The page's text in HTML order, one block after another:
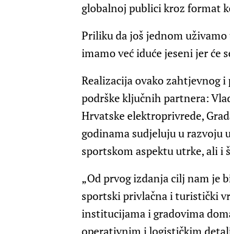
globalnoj publici kroz format
Priliku da još jednom
imamo već iduće jeseni jer će
Realizacija ovako zahtjevnog
podrške ključnih partnera:
Hrvatske elektroprivrede,
godinama sudjeluju u
sportskom aspektu utrke, ali
„Od prvog izdanja cilj nam je
sportski privlačna i turistički
institucijama i gradovima